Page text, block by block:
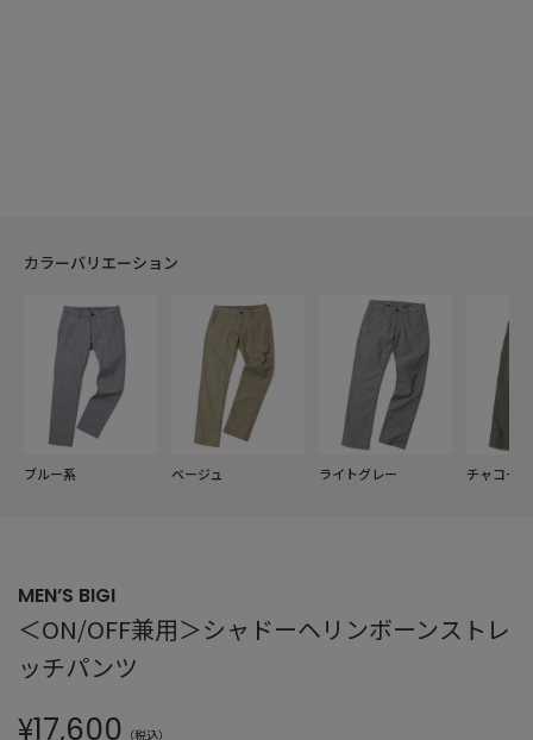
カラーバリエーション
ブルー系 ベージュ ライトグレー チャコー
MEN’S BIGI
＜ON/OFF兼用＞シャドーヘリンボーンストレ
ッチパンツ
¥17,600 （税込）